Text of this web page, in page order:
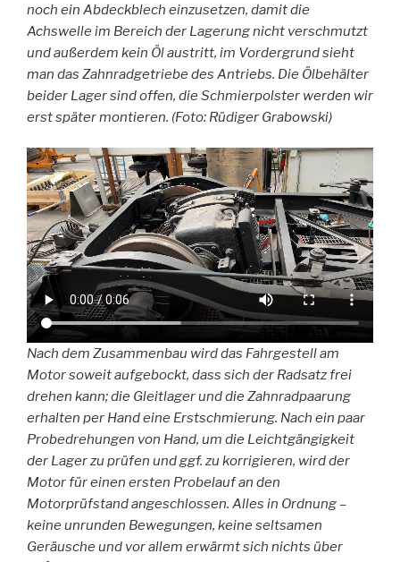
noch ein Abdeckblech einzusetzen, damit die
Achswelle im Bereich der Lagerung nicht verschmutzt
und außerdem kein Öl austritt, im Vordergrund sieht
man das Zahnradgetriebe des Antriebs. Die Ölbehälter
beider Lager sind offen, die Schmierpolster werden wir
erst später montieren. (Foto: Rüdiger Grabowski)
Nach dem Zusammenbau wird das Fahrgestell am
Motor soweit aufgebockt, dass sich der Radsatz frei
drehen kann; die Gleitlager und die Zahnradpaarung
erhalten per Hand eine Erstschmierung. Nach ein paar
Probedrehungen von Hand, um die Leichtgängigkeit
der Lager zu prüfen und ggf. zu korrigieren, wird der
Motor für einen ersten Probelauf an den
Motorprüfstand angeschlossen. Alles in Ordnung –
keine unrunden Bewegungen, keine seltsamen
Geräusche und vor allem erwärmt sich nichts über